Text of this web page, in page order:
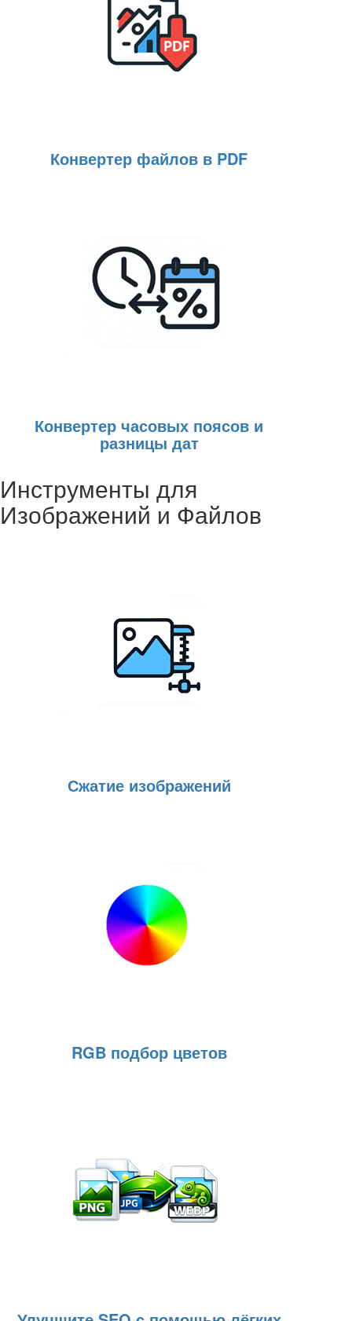
Конвертер файлов в PDF
Конвертер часовых поясов и
разницы дат
Инструменты для
Изображений и Файлов
Сжатие изображений
RGB подбор цветов